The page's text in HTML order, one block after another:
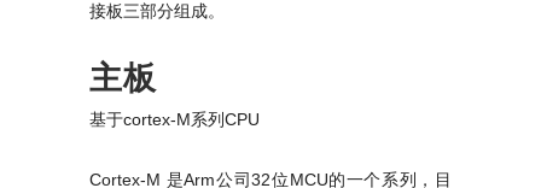
接板三部分组成。
主板
基于cortex-M系列CPU
Cortex-M 是Arm公司32位MCU的一个系列，目